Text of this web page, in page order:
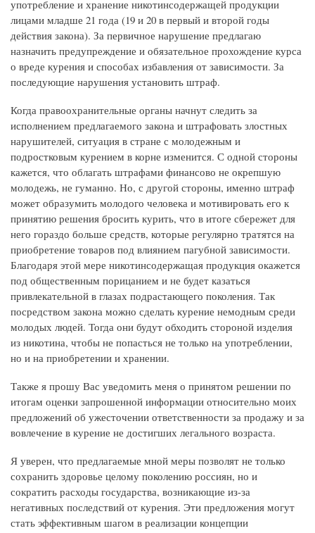
употребление и хранение никотинсодержащей продукции
лицами младше 21 года (19 и 20 в первый и второй годы
действия закона). За первичное нарушение предлагаю
назначить предупреждение и обязательное прохождение курса
о вреде курения и способах избавления от зависимости. За
последующие нарушения установить штраф.
Когда правоохранительные органы начнут следить за
исполнением предлагаемого закона и штрафовать злостных
нарушителей, ситуация в стране с молодежным и
подростковым курением в корне изменится. С одной стороны
кажется, что облагать штрафами финансово не окрепшую
молодежь, не гуманно. Но, с другой стороны, именно штраф
может образумить молодого человека и мотивировать его к
принятию решения бросить курить, что в итоге сбережет для
него гораздо больше средств, которые регулярно тратятся на
приобретение товаров под влиянием пагубной зависимости.
Благодаря этой мере никотинсодержащая продукция окажется
под общественным порицанием и не будет казаться
привлекательной в глазах подрастающего поколения. Так
посредством закона можно сделать курение немодным среди
молодых людей. Тогда они будут обходить стороной изделия
из никотина, чтобы не попасться не только на употреблении,
но и на приобретении и хранении.
Также я прошу Вас уведомить меня о принятом решении по
итогам оценки запрошенной информации относительно моих
предложений об ужесточении ответственности за продажу и за
вовлечение в курение не достигших легального возраста.
Я уверен, что предлагаемые мной меры позволят не только
сохранить здоровье целому поколению россиян, но и
сократить расходы государства, возникающие из-за
негативных последствий от курения. Эти предложения могут
стать эффективным шагом в реализации концепции